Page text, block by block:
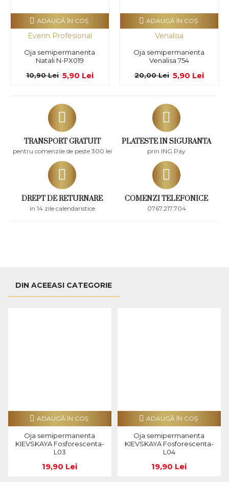
TRANSPORT GRATUIT
pentru comenzile de peste 300 lei
PLATESTE IN SIGURANTA
prin ING Pay
DREPT DE RETURNARE
in 14 zile calendaristice
COMENZI TELEFONICE
0767.217.704
Everin Profesional
Oja semipermanenta
Natali N-PX019
5,90 Lei
10,90 Lei
ADAUGĂ ÎN COŞ
Venalisa
Oja semipermanenta
Venalisa 754
5,90 Lei
20,00 Lei
ADAUGĂ ÎN COŞ
DIN ACEEASI CATEGORIE
Oja semipermanenta
KIEVSKAYA Fosforescenta-
L03
19,90 Lei
ADAUGĂ ÎN COŞ
Oja semipermanenta
KIEVSKAYA Fosforescenta-
L04
19,90 Lei
ADAUGĂ ÎN COŞ